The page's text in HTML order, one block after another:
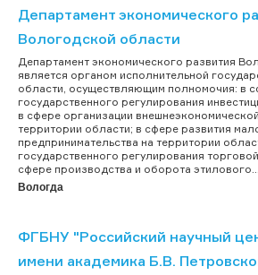
Департамент экономического
Вологодской области
Департамент экономического развития
является органом исполнительной
области, осуществляющим полномочия: в
государственного регулирования
в сфере организации
территории области; в сфере развития
предпринимательства на территории
государственного регулирования
сфере производства и оборота этилового...
Вологда
ФГБНУ "Российский научный
имени академика Б.В.